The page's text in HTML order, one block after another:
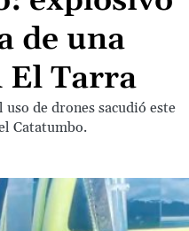
de una
El Tarra
de drones sacudió este
Catatumbo.